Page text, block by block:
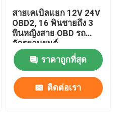
สายเคเบิลแยก 12V 24V
OBD2, 16 พินชายถึง 3
พินหญิงสาย OBD รถ
จักรยานยนต์
ราคาถูกที่สุด
ติดต่อเรา